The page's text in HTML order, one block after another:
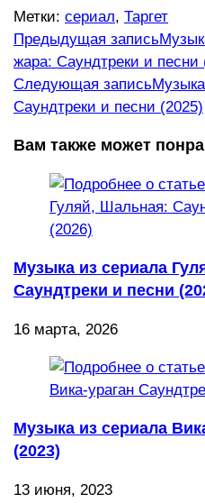
Метки: сериал, Таргет
Еще
статьи
Предыдущая запись
жара: Саундтреки и песни
Следующая запись
Саундтреки и песни (2025)
Вам также может
Музыка из сериала
Саундтреки и песни
16 марта, 2026
Музыка из сериала
(2023)
13 июня, 2023